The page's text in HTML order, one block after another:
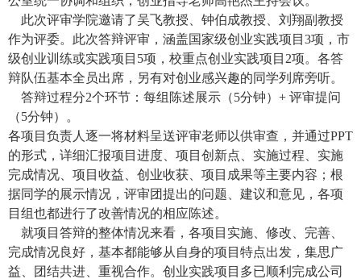
此次评审学院邀请了吴飞教授、钟伯成教授、刘翔副教授
作为评委。此次答辩评审，涵盖国家级创业实践项目 3项，市
级创业训练或实践项目 5项，校重点创业实践项目 2项。各答
辩队伍基本全员出席，另有对创业感兴趣的同学列席旁听。
答辩过程分2个环节：每组陈述展示（5分钟） + 评审提问
（5分钟）。
各项目负责人逐一将材料呈送评审老师以供审查，并通过PPT
的形式，详细汇报项目进度、项目创新点、实施过程、实施
完成情况、项目收益、创业收获、项目成果等主要内容；根
据同学的展示情况，评审团提出的问题、建议和意见，各项
目组也都进行了改善情况的相应陈述。
就项目答辩的整体情况来看，各项目实施、修改、完善、
完成情况良好，基本都能够从自身的项目特点出发，集思广
益、团结共进、重视合作。创业实践项目多已顺利完成公司